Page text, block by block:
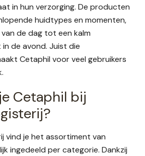
in hun verzorging. De producten
huidtypes en momenten,
de dag tot een kalm
de avond. Juist die
Cetaphil voor veel gebruikers
Cetaphil bij
vind je het assortiment van
ingedeeld per categorie. Dankzij